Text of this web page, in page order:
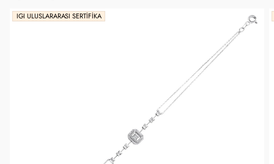
IGI ULUSLARARASI SERTIFIKA